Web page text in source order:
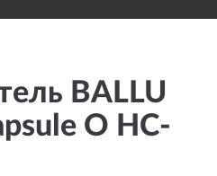
BALLU
O HC-